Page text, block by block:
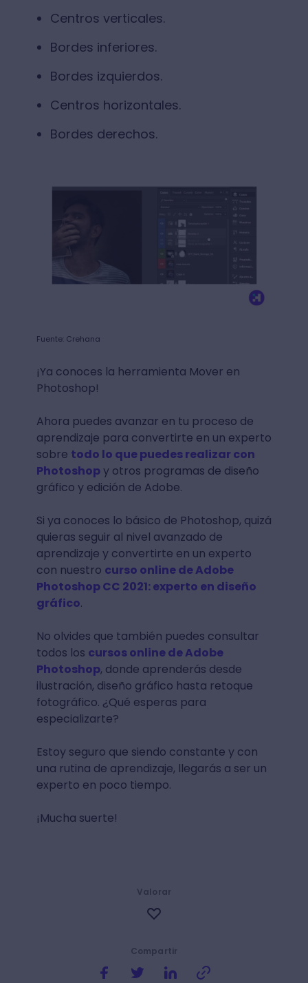
Centros verticales.
Bordes inferiores.
Bordes izquierdos.
Centros horizontales.
Bordes derechos.
Fuente: Crehana
¡Ya conoces la herramienta Mover en
Photoshop!
Ahora puedes avanzar en tu proceso de
aprendizaje para convertirte en un experto
sobre todo lo que puedes realizar con
Photoshopy otros programas de diseño
gráfico y edición de Adobe.
Si ya conoces lo básico de Photoshop, quizá
quieras seguir al nivel avanzado de
aprendizaje y convertirte en un experto
con nuestro curso online de Adobe
Photoshop CC 2021: experto en diseño
gráfico.
No olvides que también puedes consultar
todos los cursos online de Adobe
Photoshop, donde aprenderás desde
ilustración, diseño gráfico hasta retoque
fotográfico. ¿Qué esperas para
especializarte?
Estoy seguro que siendo constante y con
una rutina de aprendizaje, llegarás a ser un
experto en poco tiempo.
¡Mucha suerte!
Compartir
Valorar